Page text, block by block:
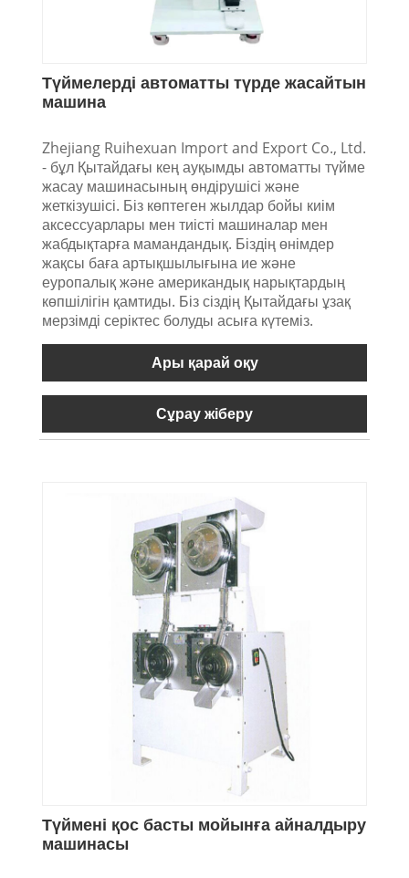
Түймелерді автоматты түрде жасайтын
машина
Zhejiang Ruihexuan Import and Export Co., Ltd.
- бұл Қытайдағы кең ауқымды автоматты түйме
жасау машинасының өндірушісі және
жеткізушісі. Біз көптеген жылдар бойы киім
аксессуарлары мен тиісті машиналар мен
жабдықтарға мамандандық. Біздің өнімдер
жақсы баға артықшылығына ие және
еуропалық және американдық нарықтардың
көпшілігін қамтиды. Біз сіздің Қытайдағы ұзақ
мерзімді серіктес болуды асыға күтеміз.
Ары қарай оқу
Сұрау жіберу
Түймені қос басты мойынға айналдыру
машинасы